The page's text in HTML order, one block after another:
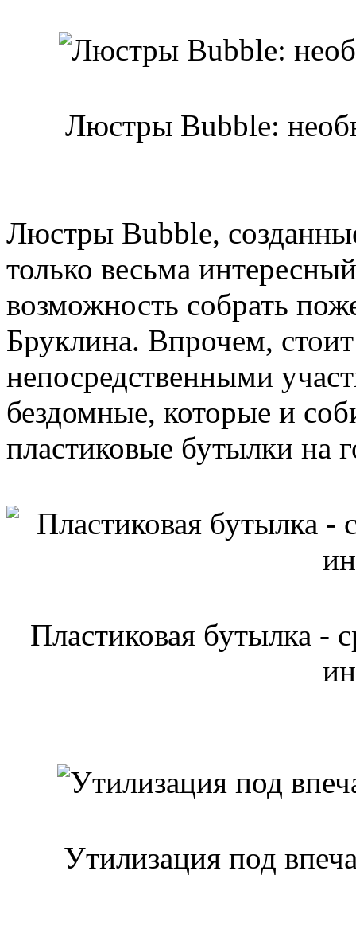
Люстры Bubble:
Люстры Bubble,
только весьма
возможность собрать
Бруклина. Впрочем,
непосредственными
бездомные, которые и
пластиковые бутылки на
Пластиковая бутылка -
Утилизация под